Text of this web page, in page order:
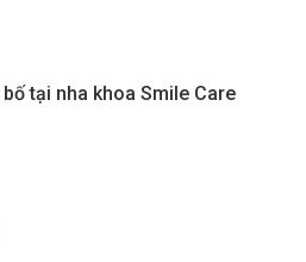
tại nha khoa Smile Care